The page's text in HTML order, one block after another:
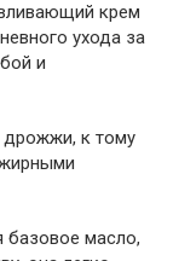
крем
ухода за
и
дрожжи, к тому
базовое масло,